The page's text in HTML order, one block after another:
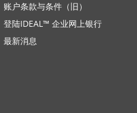
账户条款与条件（旧）
登陆IDEAL™ 企业网上银行
最新消息